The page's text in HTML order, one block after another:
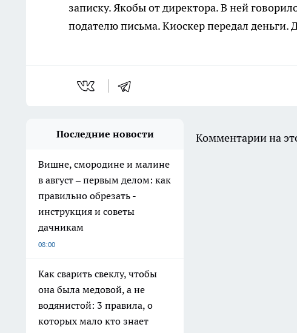
записку. Якобы от директора. В ней
подателю письма. Киоскер передал деньги.
Последние новости
Вишне, смородине и малине
в август – первым делом: как
правильно обрезать -
инструкция и советы
дачникам
08:00
Как сварить свеклу, чтобы
она была медовой, а не
водянистой: 3 правила, о
которых мало кто знает
Комментарии на